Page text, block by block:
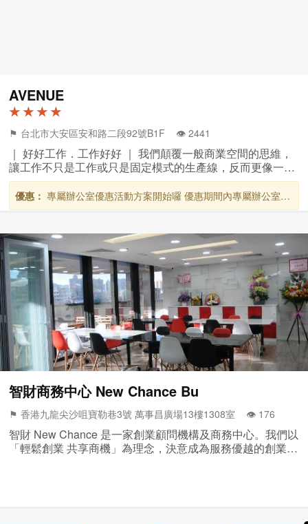
AVENUE
★ ★ ★ ★
⚑ 台北市大安區安和路二段92號B1F 👁️‍ 2441
｜ 好好工作．工作好好 ｜ 我們顛覆一般商業空間的思維，
讓工作不只是工作或只是固定模式的生產線，反而更像一種
生活風格的時尚選擇－Free&Easy！期待給予新創公司、獨
立工作者更自由、更創意、更舒適
優惠： 專屬辦公室優惠活動方案開始囉 優惠期間內專屬辦公室全
面8折，並可獲贈免費時數使用眾多共享空間，包括會議室及健身
智財商務中心 New Chance Bu
⚑ 香港九龍尖沙咀寶勒巷3號 萬事昌廣場13樓1308室 👁️‍ 176
智財 New Chance 是一家創業顧問機構及商務中心。我們以
「輕鬆創業 共享商機」為理念，決意成為服務優越的創業發